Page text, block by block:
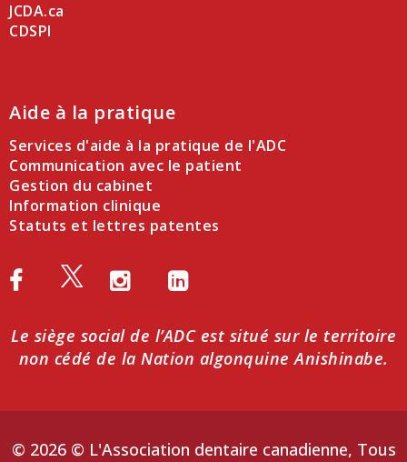
JCDA.ca
CDSPI
Aide à la pratique
Services d'aide à la pratique de l'ADC
Communication avec le patient
Gestion du cabinet
Information clinique
Statuts et lettres patentes
Le siège social de l’ADC est situé sur le territoire
non cédé de la Nation algonquine Anishinabe.
© 2026 © L'Association dentaire canadienne, Tous